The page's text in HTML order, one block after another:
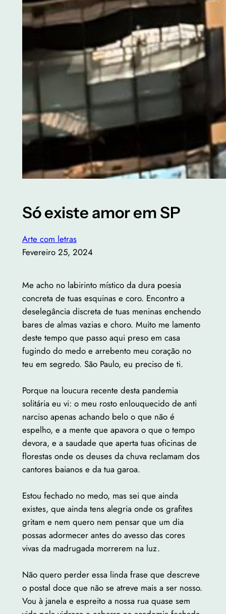
Só existe amor em SP
Arte com letras
Fevereiro 25, 2024
Me acho no labirinto místico da dura poesia
concreta de tuas esquinas e coro. Encontro a
deselegância discreta de tuas meninas enchendo
bares de almas vazias e choro. Muito me lamento
deste tempo que passo aqui preso em casa
fugindo do medo e arrebento meu coração no
teu em segredo. São Paulo, eu preciso de ti.
Porque na loucura recente desta pandemia
solitária eu vi: o meu rosto enlouquecido de anti
narciso apenas achando belo o que não é
espelho, e a mente que apavora o que o tempo
devora, e a saudade que aperta tuas oficinas de
florestas onde os deuses da chuva reclamam dos
cantores baianos e da tua garoa.
Estou fechado no medo, mas sei que ainda
existes, que ainda tens alegria onde os grafites
gritam e nem quero nem pensar que um dia
possas adormecer antes do avesso das cores
vivas da madrugada morrerem na luz.
Não quero perder essa linda frase que descreve
o postal doce que não se atreve mais a ser nosso.
Vou à janela e espreito a nossa rua quase sem